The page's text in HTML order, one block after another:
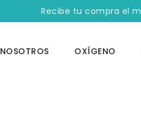
Recibe tu compra el
NOSOTROS OXÍGENO